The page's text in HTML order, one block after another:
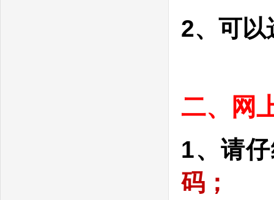
2、可以
二、网
1、请
码；